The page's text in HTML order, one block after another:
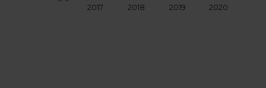
2017 2018 2019 2020